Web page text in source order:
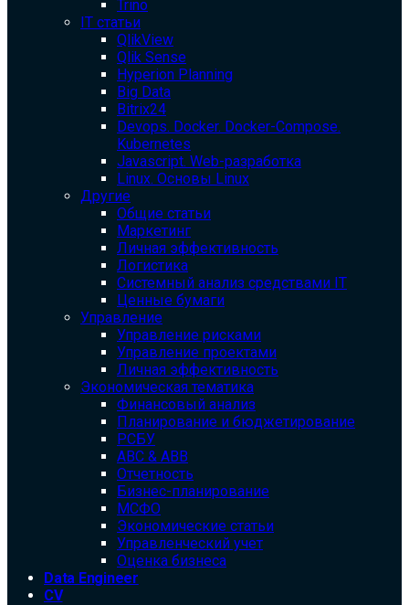
Trino
IT статьи
QlikView
Qlik Sense
Hyperion Planning
Big Data
Bitrix24
Devops. Docker. Docker-Compose.
Kubernetes
Javascript. Web-разработка
Linux. Основы Linux
Другие
Общие статьи
Маркетинг
Личная эффективность
Логистика
Системный анализ средствами IT
Ценные бумаги
Управление
Управление рисками
Управление проектами
Личная эффективность
Экономическая тематика
Финансовый анализ
Планирование и бюджетирование
РСБУ
ABC & ABB
Отчетность
Бизнес-планирование
МСФО
Экономические статьи
Управленческий учет
Оценка бизнеса
Data Engineer
CV